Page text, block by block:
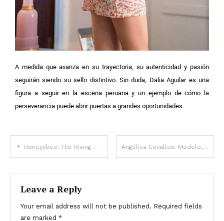
A medida que avanza en su trayectoria, su autenticidad y pasión
seguirán siendo su sello distintivo. Sin duda, Dalia Aguilar es una
figura a seguir en la escena peruana y un ejemplo de cómo la
perseverancia puede abrir puertas a grandes oportunidades.
Honeyybee: The Rising Social Media Sensation Angélica Cevallos: Modelo, Influencer y Figura Destacada en Redes Sociales
Leave a Reply
Your email address will not be published. Required fields
are marked *